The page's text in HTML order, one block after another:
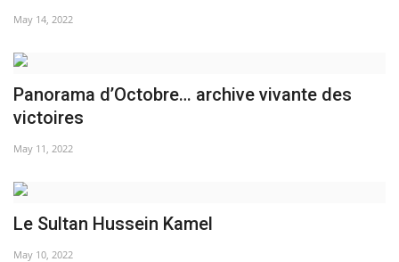
international
Actualités
Équipe de travail
Les pionniers
Documents
May 14, 2022
Panorama d’Octobre… archive vivante des
victoires
May 11, 2022
Le Sultan Hussein Kamel
May 10, 2022